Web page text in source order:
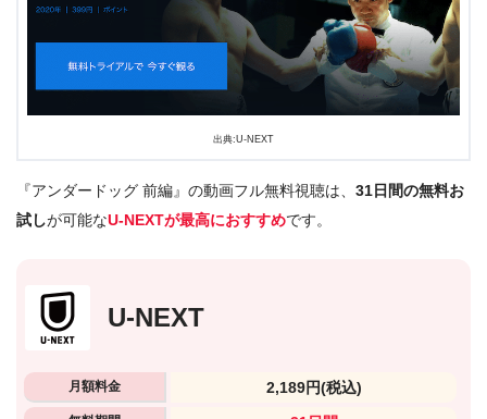
出典:U-NEXT
『アンダードッグ 前編』の動画フル無料視聴は、 31日間の無料お
試しが可能なU-NEXTが最高におすすめです。
U-NEXT
月額料金 2,189円(税込)